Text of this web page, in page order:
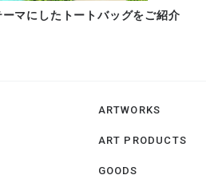
ーマにしたトートバッグをご紹介
ARTWORKS
ART PRODUCTS
GOODS